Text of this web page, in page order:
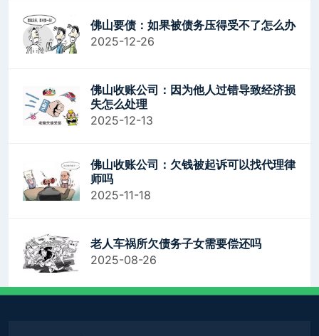
佛山要债：如果被债务压得受不了怎么办
2025-12-26
佛山收账公司：因为他人过错导致经济损
失怎么处理
2025-12-13
佛山收账公司：欠钱被起诉可以找代理律
师吗
2025-11-18
老人车祸所欠债务子女需要偿还吗
2025-08-26